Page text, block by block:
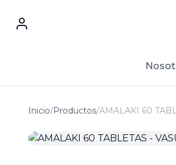
Inicio/Productos/AMALAKI 60